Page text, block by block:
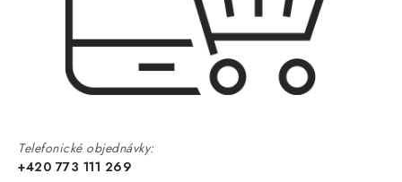
Telefonické objednávky:
+420 773 111 269